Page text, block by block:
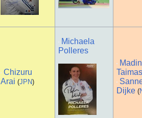
Chizuru
Arai (JPN)
Michaela
Polleres
Dijke (